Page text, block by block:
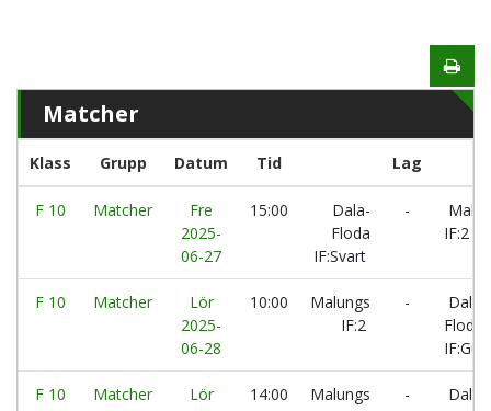
Matcher
Klass Grupp Datum Tid Lag
F 10 Matcher
Fre
2025-
06-27
15:00
Dala-
Floda
IF:Svart
-
IF:2
F 10 Matcher
Lör
2025-
06-28
10:00
Malungs
IF:2
-
Dala-
Floda
IF:Gul
F 10 Matcher
Lör
14:00
Malungs
-
Dala-